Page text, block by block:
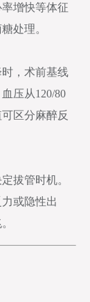
增快等体征
处理。
，术前基线
压从120/80
区分麻醉反
拔管时机。
或隐性出